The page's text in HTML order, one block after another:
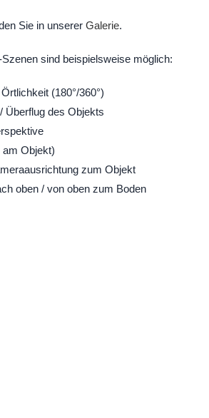
Sie in unserer Galerie.
sind beispielsweise möglich:
(180°/360°)
Überflug des Objekts
am Objekt)
zum Objekt
oben / von oben zum Boden